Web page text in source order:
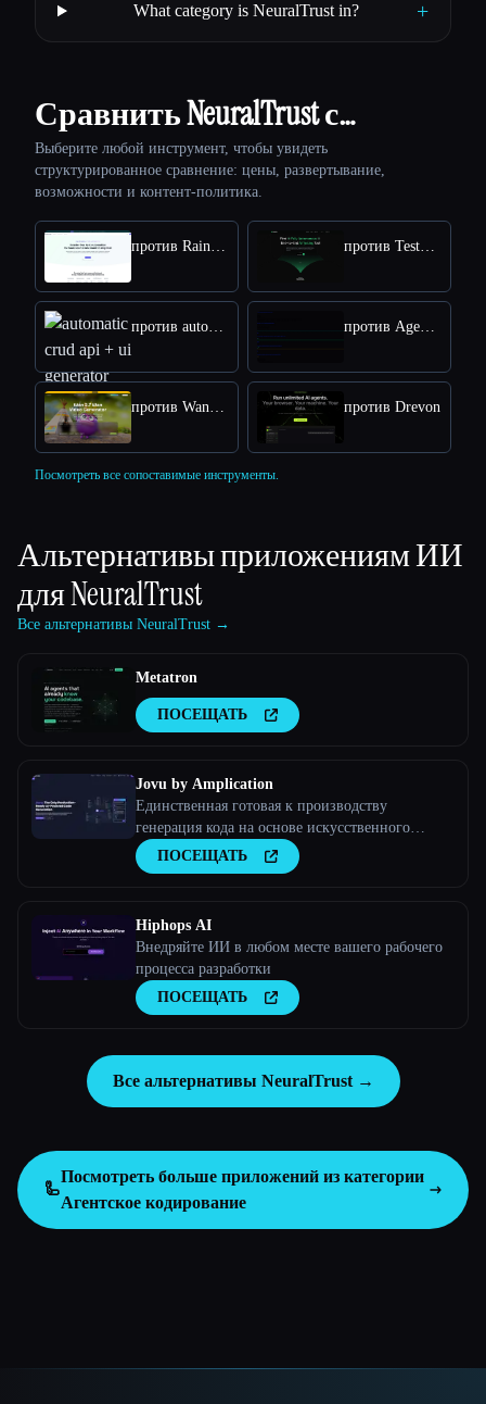
What category is NeuralTrust in? +
Сравнить NeuralTrust с…
Выберите любой инструмент, чтобы увидеть
структурированное сравнение: цены, развертывание,
возможности и контент-политика.
против Rainforest QA против TestSprite
против automatic crud api + ui generator против AgentStamp
против Wan2.7 AI против Drevon
Посмотреть все сопоставимые инструменты.
Альтернативы приложениям ИИ
дляNeuralTrust
Все альтернативы NeuralTrust →
Metatron
ПОСЕЩАТЬ
Jovu by Amplication
Единственная готовая к производству
генерация кода на основе искусственного
интеллекта
ПОСЕЩАТЬ
Hiphops AI
Внедряйте ИИ в любом месте вашего рабочего
процесса разработки
ПОСЕЩАТЬ
Все альтернативы NeuralTrust →
🦾
Посмотреть больше приложений из категории
Агентское кодирование